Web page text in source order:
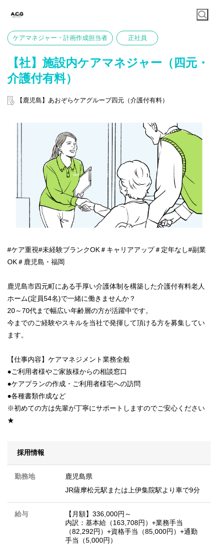
ケアマネジャー・計画作成担当者 正社員
【社】施設内ケアマネジャー（四元・
介護付有料）
【鹿児島】あおぞらケアグループ四元（介護付有料）
#ケア重視#未経験ブランクOK＃キャリアアップ＃定年なし#副業
OK＃鹿児島・福岡
鹿児島市四元町にある手厚い介護体制を構築した介護付有料老人
ホーム(定員54名)で一緒に働きませんか？
20～70代まで幅広い年齢層の方が活躍中です。
今までのご経験やスキルを当社で発揮して頂ける方を募集してい
ます。
【仕事内容】ケアマネジメント業務全般
●ご利用者様やご家族様からの相談窓口
●ケアプランの作成・ご利用者様宅への訪問
●各種書類作成など
※初めての方は先輩が丁寧にサポートしますのでご安心ください
★
採用情報
勤務地
鹿児島県
JR薩摩松元駅または上伊集院駅より車で9分
給与
【月額】336,000円～
内訳：基本給（163,708円）+業務手当
（82,292円）+資格手当（85,000円）+通勤
手当（5,000円）